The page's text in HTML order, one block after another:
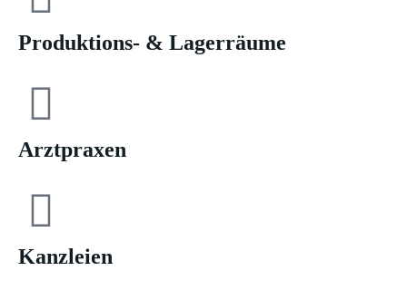
Produktions- & Lagerräume
Arztpraxen
Kanzleien